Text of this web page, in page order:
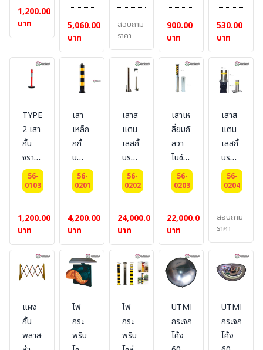
1,200.00
บาท
5,060.00
บาท
สอบถาม
ราคา
วัสดุ
EVA
(80
ซ.ม.)
900.00
บาท
วัสดุ
EVA
(75
ซ.ม.)
530.00
บาท
TYPE
2 เสา
กั้น
จราจร
แบบ
คาด
แถบ
สะท้อน
แสง
พร้อม
รอง
56-
0103
1,200.00
บาท
เสา
เหล็ก
กกั้
นทำสี
คาด
แถบ
สะท้อน
แสง
ขนาด
3 นิ้ว
x 80
cm.
คาด
สะท้อน
แสง
3
56-
0201
4,200.00
บาท
เสาส
แตน
เลสกั้
นรถ
ชนิด
เก็บ
ลงดิน
ได้
พร้อม
ฝาปิด
56-
0202
24,000.00
บาท
เสาเห
ลี่ยมกั
ลวา
ไนซ์
กั้นรถ
ชนิด
เก็บ
ลงดิน
ได้
ระบบ
MANUAL
ขนาด
6.5
52
cm.
56-
0203
22,000.00
บาท
เสาส
แตน
เลสกั้
นรถ
ชนิด
เก็บ
ลงดิน
ได้
ระบบ
Semi
Auto
56-
0204
สอบถาม
ราคา
แผง
กั้น
พลาสติก
ไฟ
กระ
พริบ
ไฟ
กระ
พริบ
UTMF
กระจก
โค้ง
UTMF
กระจก
โค้ง